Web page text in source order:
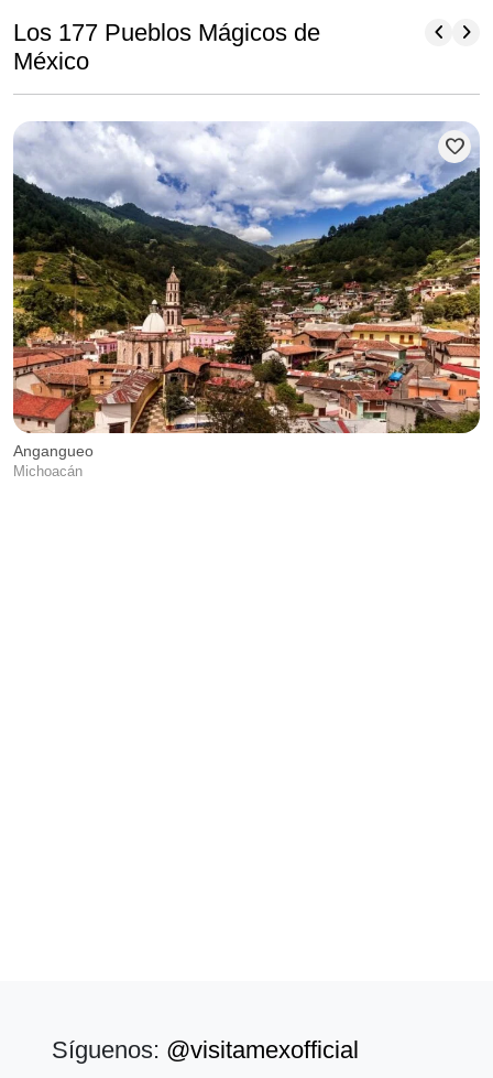
Los 177 Pueblos Mágicos de
México
chevron_left chevron_right
favorite
Angangueo
Michoacán
Síguenos: @visitamexofficial